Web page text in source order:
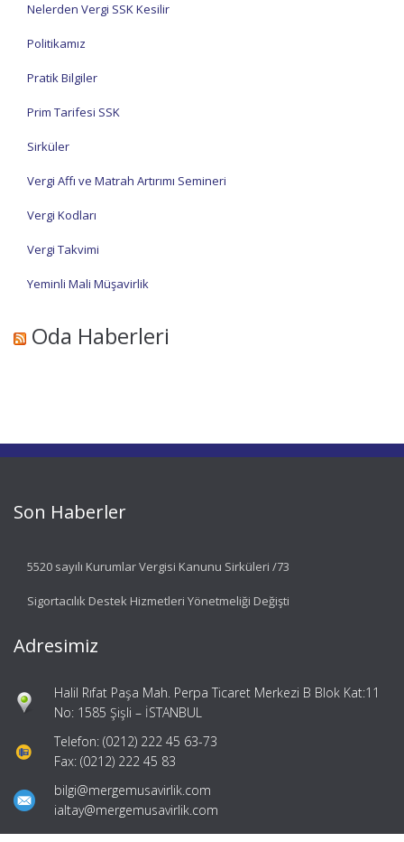
Nelerden Vergi SSK Kesilir
Politikamız
Pratik Bilgiler
Prim Tarifesi SSK
Sirküler
Vergi Affı ve Matrah Artırımı Semineri
Vergi Kodları
Vergi Takvimi
Yeminli Mali Müşavirlik
Oda Haberleri
Son Haberler
5520 sayılı Kurumlar Vergisi Kanunu Sirküleri /73
Sigortacılık Destek Hizmetleri Yönetmeliği Değişti
Adresimiz
Halil Rıfat Paşa Mah. Perpa Ticaret Merkezi B Blok Kat:11
No: 1585 Şişli – İSTANBUL
Telefon: (0212) 222 45 63-73
Fax: (0212) 222 45 83
bilgi@mergemusavirlik.com
ialtay@mergemusavirlik.com